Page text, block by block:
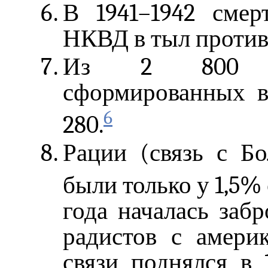
В 1941–1942
НКВД в тыл
Из 2 800
сформированных
280.6
Рации (связь с
были только у 1,5%
года началась
радистов с
связи поднялся